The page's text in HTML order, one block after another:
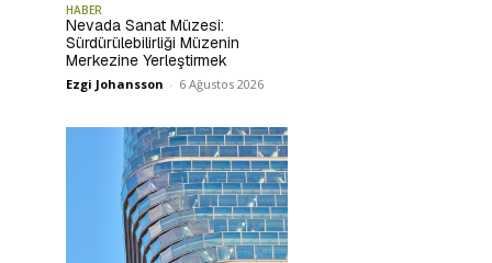
HABER
Nevada Sanat Müzesi:
Sürdürülebilirliği Müzenin
Merkezine Yerleştirmek
Ezgi Johansson - 6 Ağustos 2026